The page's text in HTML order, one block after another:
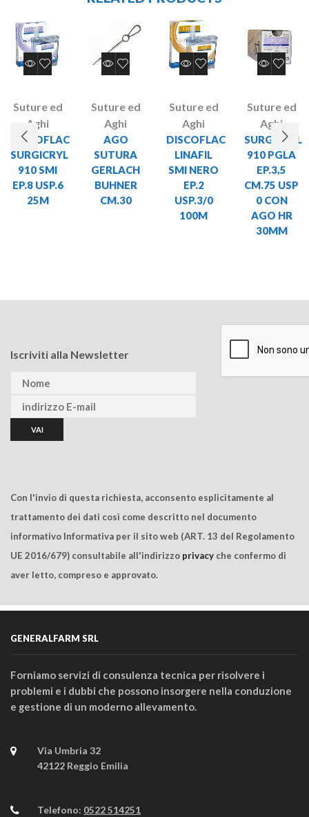
Suture ed
Aghi
DISCOFLAC
SURGICRYL
910 SMI
EP.8 USP.6
25M
Suture ed
Aghi
AGO
SUTURA
GERLACH
BUHNER
CM.30
Suture ed
Aghi
DISCOFLAC
LINAFIL
SMI NERO
EP.2
USP.3/0
100M
Suture ed
Aghi
SURGICRYL
910 PGLA
EP.3,5
CM.75 USP
0 CON
AGO HR
30MM
Iscriviti alla Newsletter
Con l'invio di questa richiesta, acconsento esplicitamente al
trattamento dei dati così come descritto nel documento
informativo Informativa per il sito web (ART. 13 del Regolamento
UE 2016/679) consultabile all'indirizzo privacy che confermo di
aver letto, compreso e approvato.
GENERALFARM SRL
Forniamo servizi di consulenza tecnica per risolvere i
problemi e i dubbi che possono insorgere nella conduzione
e gestione di un moderno allevamento.
Via Umbria 32
42122 Reggio Emilia
Telefono: 0522 514251